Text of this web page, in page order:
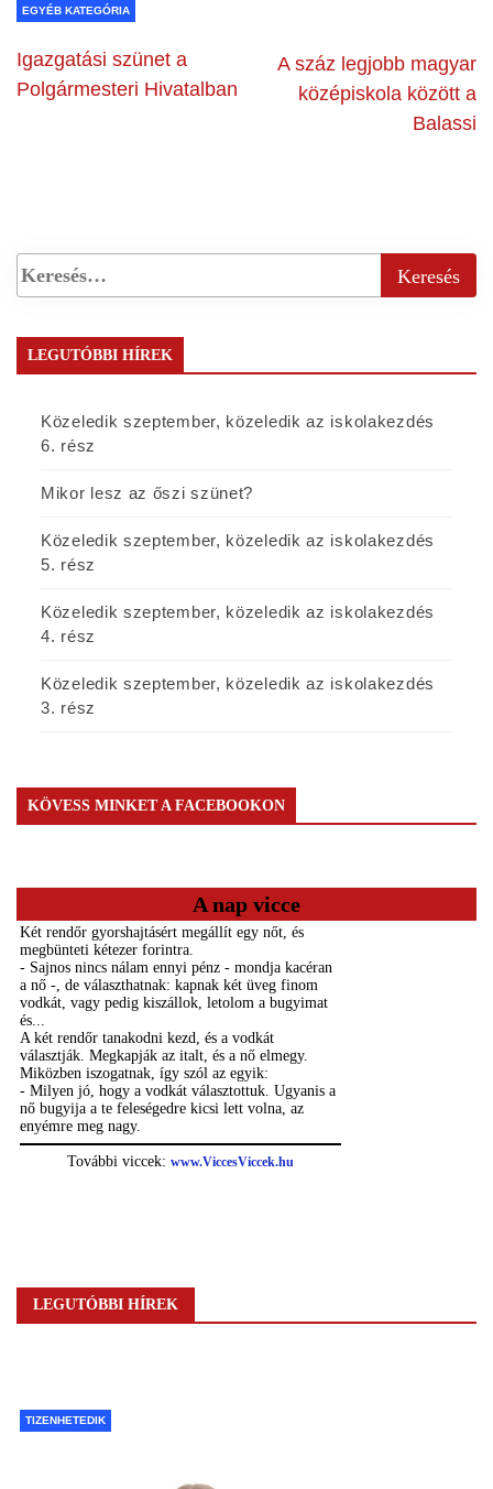
EGYÉB KATEGÓRIA
Igazgatási szünet a
Polgármesteri Hivatalban
A száz legjobb magyar
középiskola között a
Balassi
LEGUTÓBBI HÍREK
Közeledik szeptember, közeledik az iskolakezdés
6. rész
Mikor lesz az őszi szünet?
Közeledik szeptember, közeledik az iskolakezdés
5. rész
Közeledik szeptember, közeledik az iskolakezdés
4. rész
Közeledik szeptember, közeledik az iskolakezdés
3. rész
KÖVESS MINKET A FACEBOOKON
A nap vicce
LEGUTÓBBI HÍREK
TIZENHETEDIK